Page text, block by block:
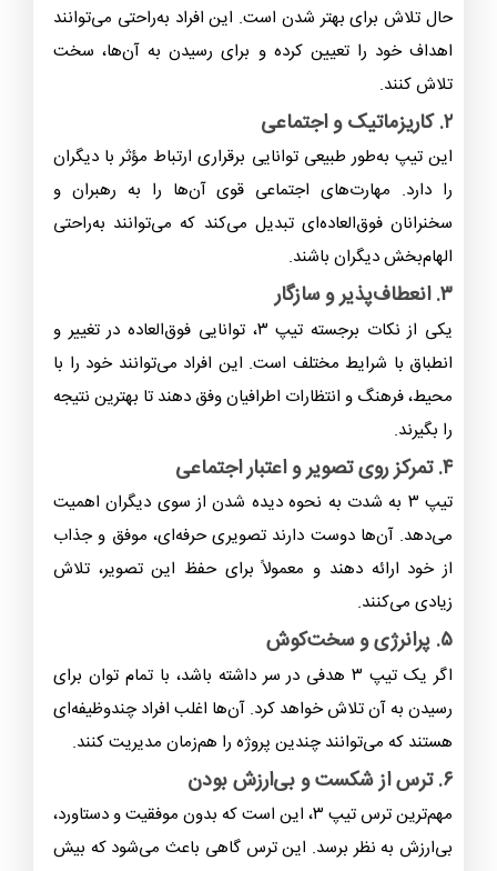
حال تلاش برای بهتر شدن است. این افراد به‌راحتی می‌توانند
اهداف خود را تعیین کرده و برای رسیدن به آن‌ها، سخت
تلاش کنند.
۲. کاریزماتیک و اجتماعی
این تیپ به‌طور طبیعی توانایی برقراری ارتباط مؤثر با دیگران
را دارد. مهارت‌های اجتماعی قوی آن‌ها را به رهبران و
سخنرانان فوق‌العاده‌ای تبدیل می‌کند که می‌توانند به‌راحتی
الهام‌بخش دیگران باشند.
۳. انعطاف‌پذیر و سازگار
یکی از نکات برجسته تیپ ۳، توانایی فوق‌العاده در تغییر و
انطباق با شرایط مختلف است. این افراد می‌توانند خود را با
محیط، فرهنگ و انتظارات اطرافیان وفق دهند تا بهترین نتیجه
را بگیرند.
۴. تمرکز روی تصویر و اعتبار اجتماعی
تیپ ۳ به شدت به نحوه دیده شدن از سوی دیگران اهمیت
می‌دهد. آن‌ها دوست دارند تصویری حرفه‌ای، موفق و جذاب
از خود ارائه دهند و معمولاً برای حفظ این تصویر، تلاش
زیادی می‌کنند.
۵. پرانرژی و سخت‌کوش
اگر یک تیپ ۳ هدفی در سر داشته باشد، با تمام توان برای
رسیدن به آن تلاش خواهد کرد. آن‌ها اغلب افراد چندوظیفه‌ای
هستند که می‌توانند چندین پروژه را هم‌زمان مدیریت کنند.
۶. ترس از شکست و بی‌ارزش بودن
مهم‌ترین ترس تیپ ۳، این است که بدون موفقیت و دستاورد،
بی‌ارزش به نظر برسد. این ترس گاهی باعث می‌شود که بیش